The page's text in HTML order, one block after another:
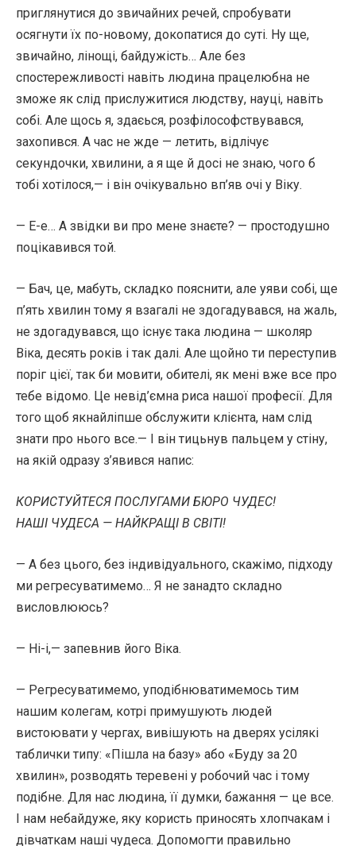
приглянутися до звичайних речей, спробувати
осягнути їх по-новому, докопатися до суті. Ну ще,
звичайно, лінощі, байдужість… Але без
спостережливості навіть людина працелюбна не
зможе як слід прислужитися людству, науці, навіть
собі. Але щось я, здаєься, розфілософствувався,
захопився. А час не жде — летить, відлічує
секундочки, хвилини, а я ще й досі не знаю, чого б
тобі хотілося,— і він очікувально вп’яв очі у Віку.
— Е-е… А звідки ви про мене знаєте? — простодушно
поцікавився той.
— Бач, це, мабуть, складко пояснити, але уяви собі, ще
п’ять хвилин тому я взагалі не здогадувався, на жаль,
не здогадувався, що існує така людина — школяр
Віка, десять років і так далі. Але щойно ти переступив
поріг цієї, так би мовити, обителі, як мені вже все про
тебе відомо. Це невід’ємна риса нашої професії. Для
того щоб якнайліпше обслужити клієнта, нам слід
знати про нього все.— І він тицьнув пальцем у стіну,
на якій одразу з’явився напис:
КОРИСТУЙТЕСЯ ПОСЛУГАМИ БЮРО ЧУДЕС!
НАШІ ЧУДЕСА — НАЙКРАЩІ В СВІТІ!
— А без цього, без індивідуального, скажімо, підходу
ми регресуватимемо… Я не занадто складно
висловлююсь?
— Ні-і,— запевнив його Віка.
— Регресуватимемо, уподібнюватимемось тим
нашим колегам, котрі примушують людей
вистоювати у чергах, вивішують на дверях усілякі
таблички типу: «Пішла на базу» або «Буду за 20
хвилин», розводять теревені у робочий час і тому
подібне. Для нас людина, її думки, бажання — це все.
І нам небайдуже, яку користь приносять хлопчакам і
дівчаткам наші чудеса. Допомогти правильно